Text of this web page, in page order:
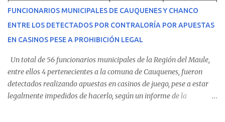
recibir atención especializada en el centro de destino. Apenas se
conoció la gravedad de su condición, sus padres —residentes en
Villarrica— se trasladaron a Cauquenes con la esperanza de una
evolución favorable. No obstante, alrededo...
FUNCIONARIOS MUNICIPALES DE CAUQUENES Y CHANCO
ENTRE LOS DETECTADOS POR CONTRALORÍA POR APUESTAS
EN CASINOS PESE A PROHIBICIÓN LEGAL
Un total de 56 funcionarios municipales de la Región del Maule,
entre ellos 4 pertenecientes a la comuna de Cauquenes, fueron
detectados realizando apuestas en casinos de juego, pese a estar
legalmente impedidos de hacerlo, según un informe de la